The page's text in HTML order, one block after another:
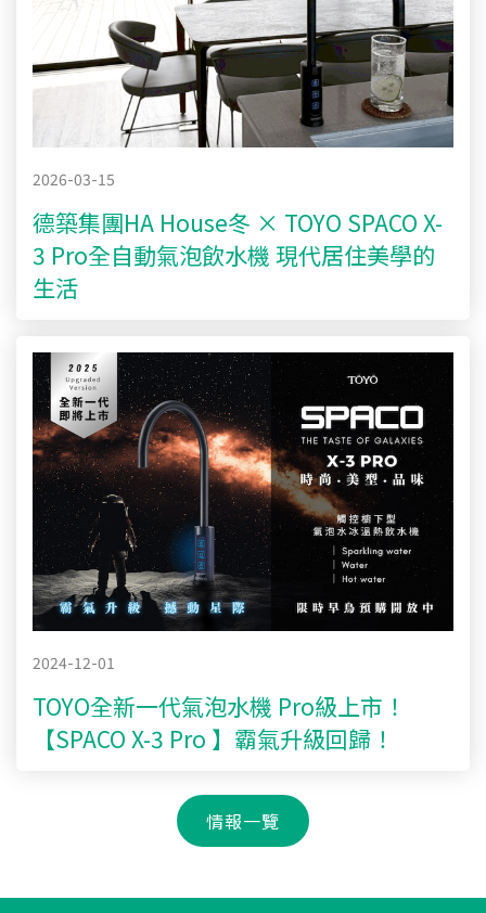
2026-03-15
德築集團HA House冬 × TOYO SPACO X-
3 Pro全自動氣泡飲水機 現代居住美學的
生活
2024-12-01
TOYO全新一代氣泡水機 Pro級上市！
【SPACO X-3 Pro 】霸氣升級回歸！
情報一覽